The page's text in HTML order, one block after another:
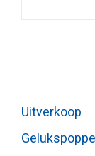
Uitverkoop